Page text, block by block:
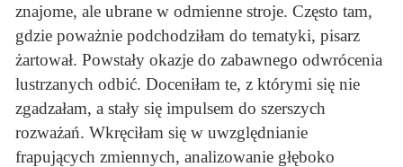
znajome, ale ubrane w odmienne stroje. Często tam,
gdzie poważnie podchodziłam do tematyki, pisarz
żartował. Powstały okazje do zabawnego odwrócenia
lustrzanych odbić. Doceniłam te, z którymi się nie
zgadzałam, a stały się impulsem do szerszych
rozważań. Wkręciłam się w uwzględnianie
frapujących zmiennych, analizowanie głęboko